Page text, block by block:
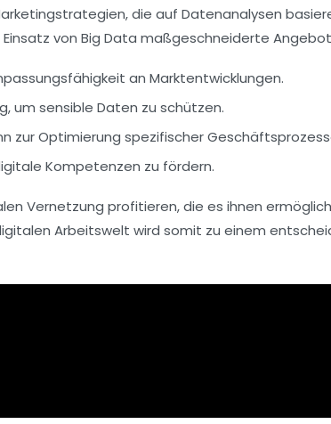
die auf Datenanalysen
von Big Data maßgeschneiderte
an Marktentwicklungen.
um sensible Daten zu schützen.
zur Optimierung spezifischer
Kompetenzen zu fördern.
Vernetzung profitieren, die es ihnen
Arbeitswelt wird somit zu einem